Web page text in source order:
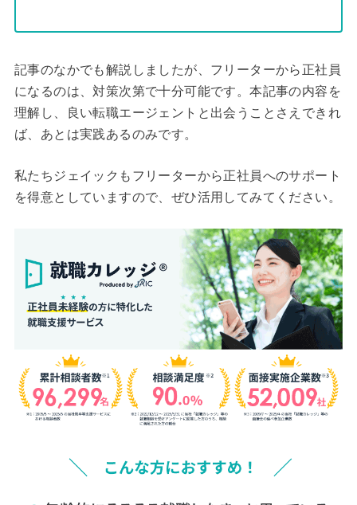
記事のなかでも解説しましたが、フリーターから正社員
になるのは、対策次第で十分可能です。本記事の内容を
理解し、良い転職エージェントと出会うことさえできれ
ば、あとは実践あるのみです。
私たちジェイックもフリーターから正社員へのサポート
を得意としていますので、ぜひ活用してみてください。